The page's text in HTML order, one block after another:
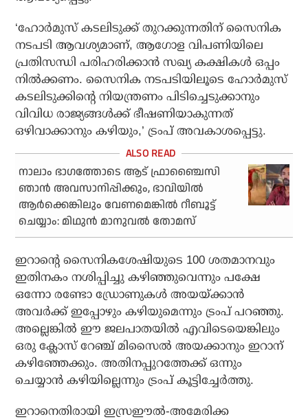
‘ഹോര്‍മുസ് കടലിടുക്ക് തുറക്കുന്നതിന് സൈനിക
നടപടി ആവശ്യമാണ്, ആഗോള വിപണിയിലെ
പ്രതിസന്ധി പരിഹരിക്കാന്‍ സഖ്യ കക്ഷികള്‍ ഒപ്പം
നില്‍ക്കണം. സൈനിക നടപടിയിലൂടെ ഹോര്‍മുസ്
കടലിടുക്കിന്റെ നിയന്ത്രണം പിടിച്ചെടുക്കാനും
വിവിധ രാജ്യങ്ങള്‍ക്ക് ഭീഷണിയാകുന്നത്
ഒഴിവാക്കാനും കഴിയും,’ ട്രംപ് അവകാശപ്പെട്ടു.
നാലാം ഭാഗത്തോടെ ആട് ഫ്രാഞ്ചൈസി
ഞാന്‍ അവസാനിപ്പിക്കും, ഭാവിയില്‍
ആര്‍ക്കെങ്കിലും വേണമെങ്കില്‍ റീബൂട്ട്
ചെയ്യാം: മിഥുന്‍ മാനുവല്‍ തോമസ്
ഇറാന്റെ സൈനികശേഷിയുടെ 100 ശതമാനവും
ഇതിനകം നശിപ്പിച്ചു കഴിഞ്ഞുവെന്നും പക്ഷേ
ഒന്നോ രണ്ടോ ഡ്രോണുകള്‍ അയയ്ക്കാന്‍
അവര്‍ക്ക് ഇപ്പോഴും കഴിയുമെന്നും ട്രംപ് പറഞ്ഞു.
അല്ലെങ്കില്‍ ഈ ജലപാതയില്‍ എവിടെയെങ്കിലും
ഒരു ക്ലോസ് റേഞ്ച് മിസൈല്‍ അയക്കാനും ഇറാന്
കഴിഞ്ഞേക്കും. അതിനപ്പുറത്തേക്ക് ഒന്നും
ചെയ്യാന്‍ കഴിയില്ലെന്നും ട്രംപ് കൂട്ടിച്ചേര്‍ത്തു.
ഇറാനെതിരായി ഇസ്രഈല്‍-അമേരിക്ക